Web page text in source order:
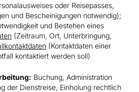
oder Reisepasses,
und Bescheinigungen notwendig);
und Bestehen eines
(Zeitraum, Ort, Unterbringung,
(Kontaktdaten einer
kontaktiert werden soll)
Buchung, Administration
der Dienstreise, Einholung rechtlich